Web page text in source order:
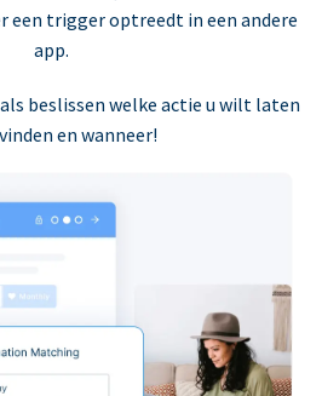
een trigger optreedt in een andere
app.
beslissen welke actie u wilt laten
en wanneer!